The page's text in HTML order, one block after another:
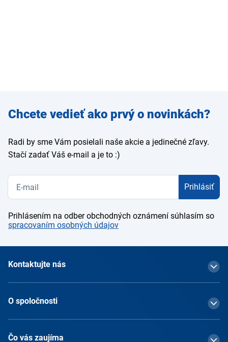
Zadajte
e-mail
Chcete vedieť ako prvý o novinkách?
Radi by sme Vám posielali naše akcie a jedinečné zľavy.
Stačí zadať Váš e-mail a je to :)
Prihlásiť
Prihlásením na odber obchodných oznámení súhlasím so
spracovaním osobných údajov
Kontaktujte nás
O spoločnosti
Čo vás zaujíma